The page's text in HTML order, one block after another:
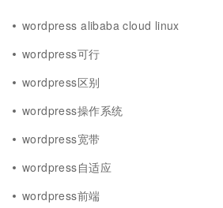
wordpress alibaba cloud linux
wordpress可行
wordpress区别
wordpress操作系统
wordpress宽带
wordpress自适应
wordpress前端